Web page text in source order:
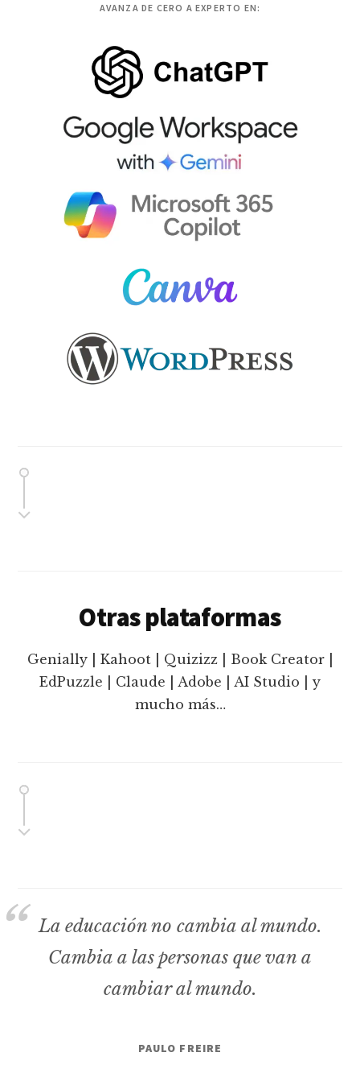
AVANZA DE CERO A EXPERTO EN:
Otras plataformas
Genially | Kahoot | Quizizz | Book Creator |
EdPuzzle | Claude | Adobe | AI Studio | y
mucho más…
La educación no cambia al mundo.
Cambia a las personas que van a
cambiar al mundo.
PAULO FREIRE